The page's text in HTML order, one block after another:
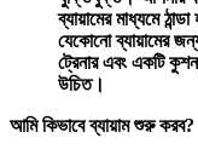
ব্যায়ামের মাধ্যমে
যেকোনো ব্যায়ামের
ট্রেনার এবং একটি
উচিত।
আমি কিভাবে ব্যায়াম শুরু করব?